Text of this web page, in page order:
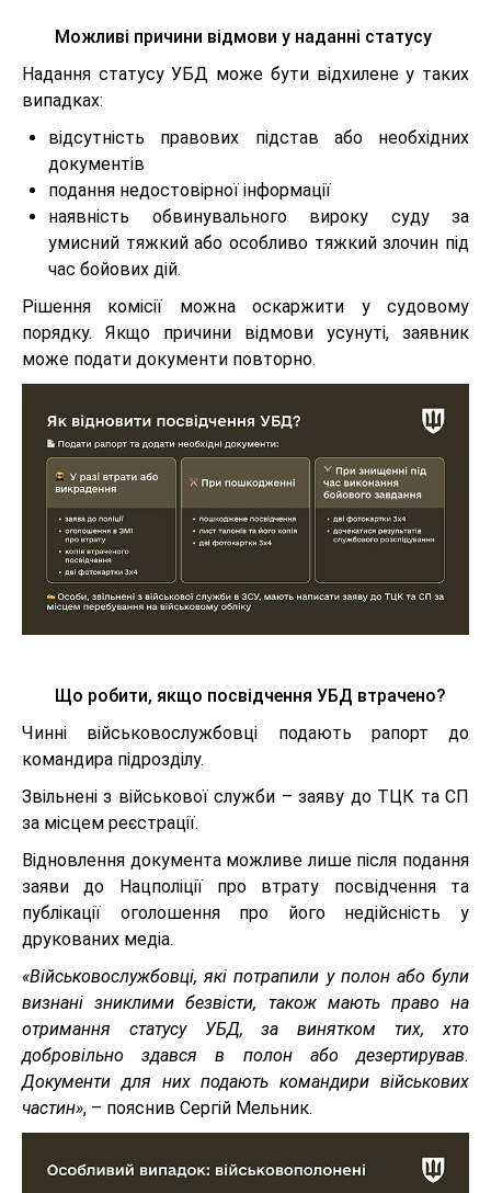
Можливі причини відмови у наданні статусу
Надання статусу УБД може бути відхилене у таких
випадках:
відсутність правових підстав або необхідних
документів
подання недостовірної інформації
наявність обвинувального вироку суду за
умисний тяжкий або особливо тяжкий злочин під
час бойових дій.
Рішення комісії можна оскаржити у судовому
порядку. Якщо причини відмови усунуті, заявник
може подати документи повторно.
Що робити, якщо посвідчення УБД втрачено?
Чинні військовослужбовці подають рапорт до
командира підрозділу.
Звільнені з військової служби – заяву до ТЦК та СП
за місцем реєстрації.
Відновлення документа можливе лише після подання
заяви до Нацполіції про втрату посвідчення та
публікації оголошення про його недійсність у
друкованих медіа.
«Військовослужбовці, які потрапили у полон або були
визнані зниклими безвісти, також мають право на
отримання статусу УБД, за винятком тих, хто
добровільно здався в полон або дезертирував.
Документи для них подають командири військових
частин», – пояснив Сергій Мельник.